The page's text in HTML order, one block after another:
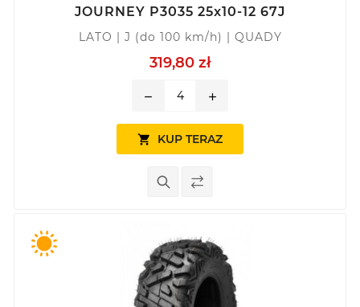
JOURNEY P3035 25x10-12 67J
LATO | J (do 100 km/h) | QUADY
319,80 zł
remove add
 KUP TERAZ